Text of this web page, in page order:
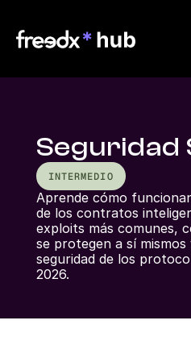
Seguridad
INTERMEDIO
Aprende cómo
de los contratos
exploits más comunes,
se protegen a sí
seguridad de los
2026.